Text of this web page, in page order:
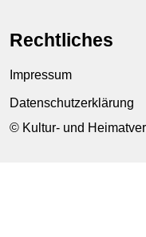
Rechtliches
Impressum
Datenschutzerklärung
© Kultur- und